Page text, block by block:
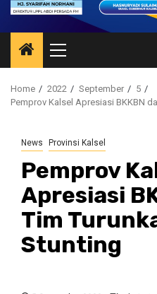
Primary
Menu
Home 2022 September
5
Pemprov Kalsel Apresiasi BKKBN
News Provinsi Kalsel
Pemprov
Apresiasi
Tim
Stunting